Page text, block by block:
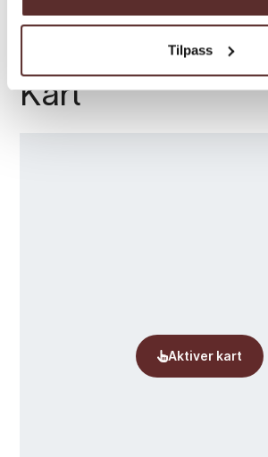
Tilpass
Kart